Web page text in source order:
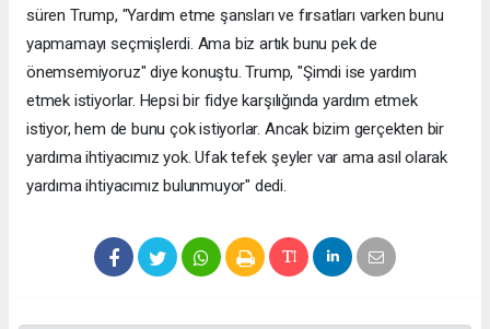
süren Trump, "Yardım etme şansları ve fırsatları varken bunu
yapmamayı seçmişlerdi. Ama biz artık bunu pek de
önemsemiyoruz" diye konuştu. Trump, "Şimdi ise yardım
etmek istiyorlar. Hepsi bir fidye karşılığında yardım etmek
istiyor, hem de bunu çok istiyorlar. Ancak bizim gerçekten bir
yardıma ihtiyacımız yok. Ufak tefek şeyler var ama asıl olarak
yardıma ihtiyacımız bulunmuyor" dedi.